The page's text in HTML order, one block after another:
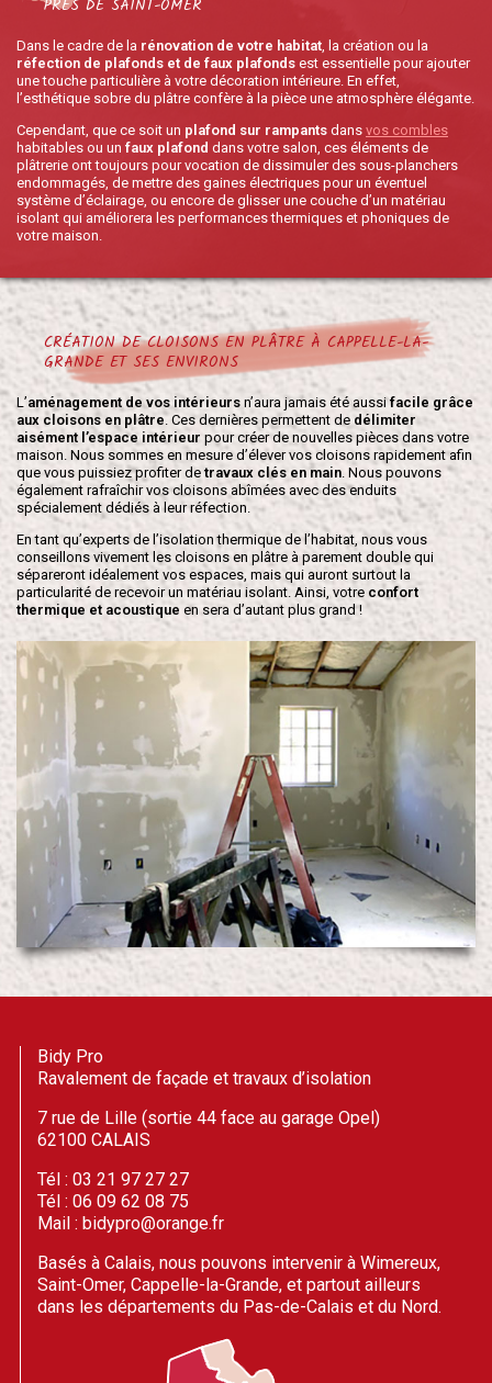
PRÈS DE SAINT-OMER
Dans le cadre de la rénovation de votre habitat, la création ou la
réfection de plafonds et de faux plafonds est essentielle pour ajouter
une touche particulière à votre décoration intérieure. En effet,
l’esthétique sobre du plâtre confère à la pièce une atmosphère élégante.
Cependant, que ce soit un plafond sur rampants dans vos combles
habitables ou un faux plafond dans votre salon, ces éléments de
plâtrerie ont toujours pour vocation de dissimuler des sous-planchers
endommagés, de mettre des gaines électriques pour un éventuel
système d’éclairage, ou encore de glisser une couche d’un matériau
isolant qui améliorera les performances thermiques et phoniques de
votre maison.
CRÉATION DE CLOISONS EN PLÂTRE À CAPPELLE-LA-
GRANDE ET SES ENVIRONS
L’aménagement de vos intérieurs n’aura jamais été aussifacile grâce
aux cloisons en plâtre. Ces dernières permettent de délimiter
aisément l’espace intérieur pour créer de nouvelles pièces dans votre
maison. Nous sommes en mesure d’élever vos cloisons rapidement afin
que vous puissiez profiter detravaux clés en main. Nous pouvons
également rafraîchir vos cloisons abîmées avec des enduits
spécialement dédiés à leur réfection.
En tant qu’experts de l’isolation thermique de l’habitat, nous vous
conseillons vivement les cloisons en plâtre à parement double qui
sépareront idéalement vos espaces, mais qui auront surtout la
particularité de recevoir un matériau isolant. Ainsi, votre confort
thermique et acoustique en sera d’autant plus grand !
Bidy Pro
Ravalement de façade et travaux d’isolation
7 rue de Lille (sortie 44 face au garage Opel)
62100 CALAIS
Tél : 03 21 97 27 27
Tél : 06 09 62 08 75
Mail : bidypro@orange.fr
Basés à Calais, nous pouvons intervenir à Wimereux,
Saint-Omer, Cappelle-la-Grande, et partout ailleurs
dans les départements du Pas-de-Calais et du Nord.